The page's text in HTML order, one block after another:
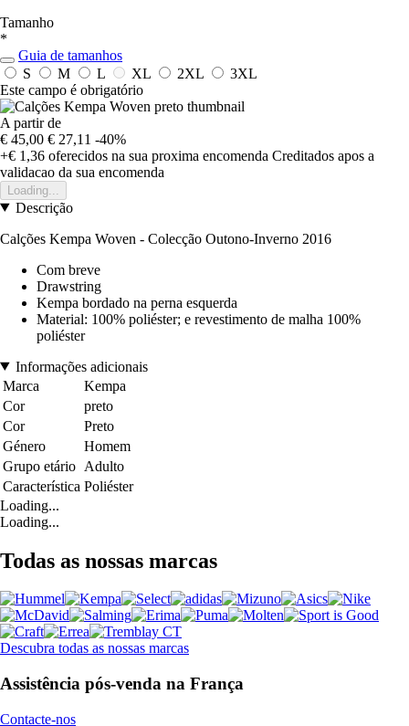
Tamanho
*
Guia de tamanhos
S
M L XL 2XL
3XL
Este campo é obrigatório
A partir de
€ 45,00 € 27,11 -40%
+€ 1,36 oferecidos na sua proxima encomenda Creditados apos a
validacao da sua encomenda
Loading...
Descrição
Calções Kempa Woven - Colecção Outono-Inverno 2016
Com breve
Drawstring
Kempa bordado na perna esquerda
Material: 100% poliéster; e revestimento de malha 100%
poliéster
Informações adicionais
Marca
Kempa
Cor
preto
Cor
Preto
Género
Homem
Grupo etário Adulto
Característica Poliéster
Loading...
Loading...
Todas as nossas marcas
Descubra todas as nossas marcas
Assistência pós-venda na França
Contacte-nos